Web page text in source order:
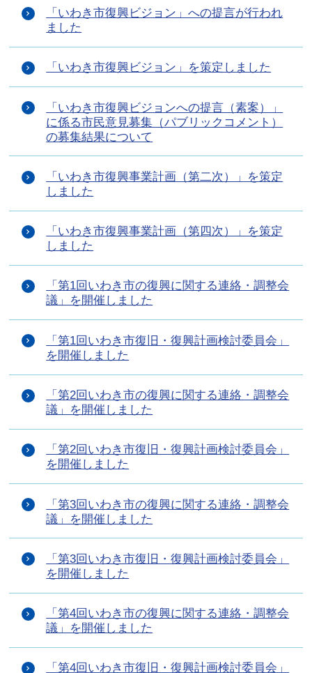
「いわき市復興ビジョン」への提言が行われ
ました
「いわき市復興ビジョン」を策定しました
「いわき市復興ビジョンへの提言（素案）」
に係る市民意見募集（パブリックコメント）
の募集結果について
「いわき市復興事業計画（第二次）」を策定
しました
「いわき市復興事業計画（第四次）」を策定
しました
「第1回いわき市の復興に関する連絡・調整会
議」を開催しました
「第1回いわき市復旧・復興計画検討委員会」
を開催しました
「第2回いわき市の復興に関する連絡・調整会
議」を開催しました
「第2回いわき市復旧・復興計画検討委員会」
を開催しました
「第3回いわき市の復興に関する連絡・調整会
議」を開催しました
「第3回いわき市復旧・復興計画検討委員会」
を開催しました
「第4回いわき市の復興に関する連絡・調整会
議」を開催しました
「第4回いわき市復旧・復興計画検討委員会」